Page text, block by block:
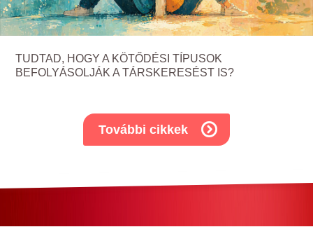
TUDTAD, HOGY A KÖTŐDÉSI TÍPUSOK
BEFOLYÁSOLJÁK A TÁRSKERESÉST IS?
További cikkek